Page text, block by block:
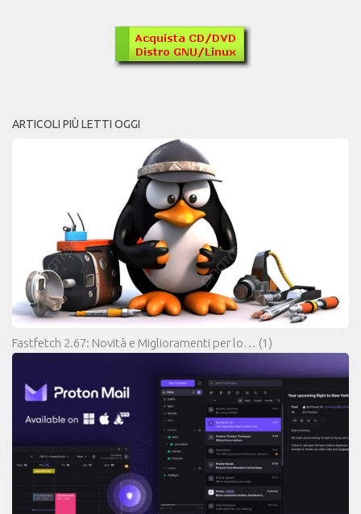
ARTICOLI PIÙ LETTI OGGI
Fastfetch 2.67: Novità e Miglioramenti per lo… (1)